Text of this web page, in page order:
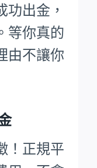
功出金，
等你真的
由不讓你
！正規平